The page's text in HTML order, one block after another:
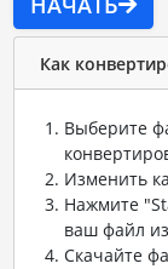
Как
Выберите
Изменить
Нажмите
ваш файл из
Скачайте